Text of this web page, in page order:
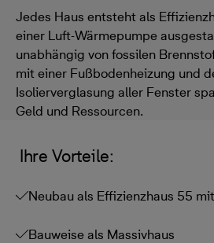
Jedes Haus entsteht als
einer Luft-Wärmepumpe
unabhängig von fossilen
mit einer Fußbodenheizung und
Isolierverglasung aller Fenster
Geld und Ressourcen.
Ihre Vorteile:
Neubau als Effizienzhaus 55
Bauweise als Massivhaus